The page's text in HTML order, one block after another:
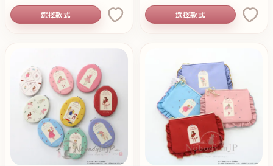
選擇款式 選擇款式